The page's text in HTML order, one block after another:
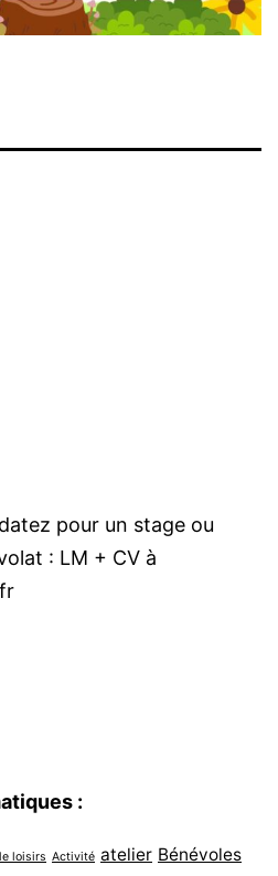
pour un stage ou
: LM + CV à
:
loisirs Activité atelier Bénévoles